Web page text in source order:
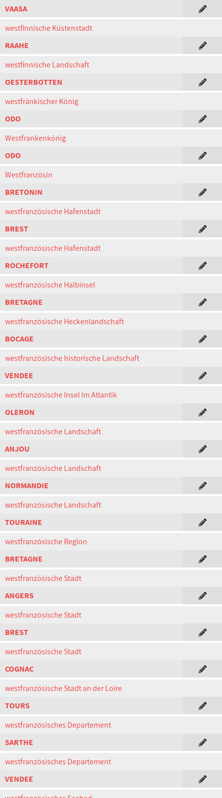
VAASA
westfinnische Küstenstadt
RAAHE
westfinnische Landschaft
OESTERBOTTEN
westfränkischer König
ODO
Westfrankenkönig
ODO
Westfranzösin
BRETONIN
westfranzösische Hafenstadt
BREST
westfranzösische Hafenstadt
ROCHEFORT
westfranzösische Halbinsel
BRETAGNE
westfranzösische Heckenlandschaft
BOCAGE
westfranzösische historische Landschaft
VENDEE
westfranzösische Insel im Atlantik
OLERON
westfranzösische Landschaft
ANJOU
westfranzösische Landschaft
NORMANDIE
westfranzösische Landschaft
TOURAINE
westfranzösische Region
BRETAGNE
westfranzösische Stadt
ANGERS
westfranzösische Stadt
BREST
westfranzösische Stadt
COGNAC
westfranzösische Stadt an der Loire
TOURS
westfranzösisches Departement
SARTHE
westfranzösisches Departement
VENDEE